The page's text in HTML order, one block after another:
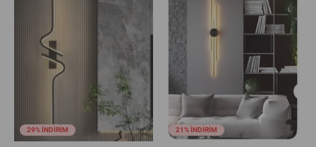
29% İNDİRİM 21% İNDİRİM